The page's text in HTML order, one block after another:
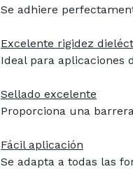
Se adhiere
Excelente rigidez
Ideal para aplicaciones
Sellado excelente
Proporciona una
Fácil aplicación
Se adapta a todas las